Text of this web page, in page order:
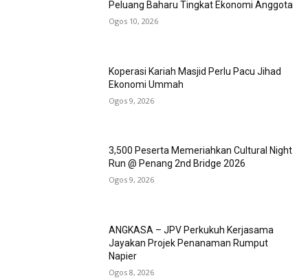
Peluang Baharu Tingkat Ekonomi Anggota
Ogos 10, 2026
Koperasi Kariah Masjid Perlu Pacu Jihad
Ekonomi Ummah
Ogos 9, 2026
3,500 Peserta Memeriahkan Cultural Night
Run @ Penang 2nd Bridge 2026
Ogos 9, 2026
ANGKASA – JPV Perkukuh Kerjasama
Jayakan Projek Penanaman Rumput
Napier
Ogos 8, 2026